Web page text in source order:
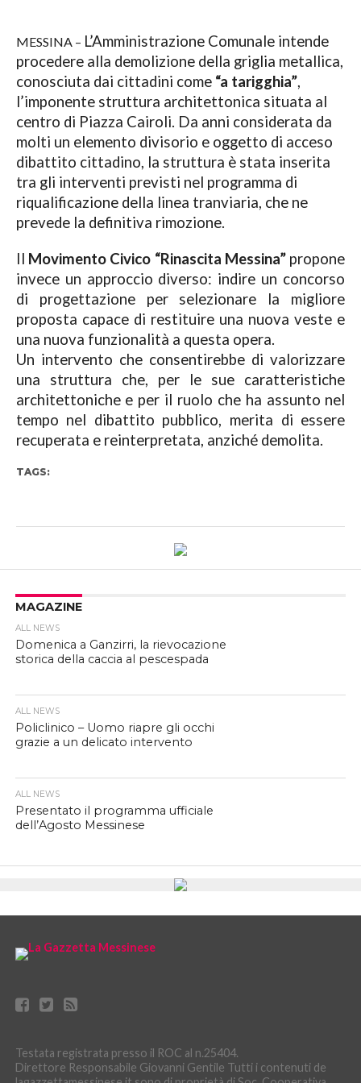
MESSINA – L’Amministrazione Comunale intende
procedere alla demolizione della griglia metallica,
conosciuta dai cittadini come “a tarigghia”,
l’imponente struttura architettonica situata al
centro di Piazza Cairoli. Da anni considerata da
molti un elemento divisorio e oggetto di acceso
dibattito cittadino, la struttura è stata inserita
tra gli interventi previsti nel programma di
riqualificazione della linea tranviaria, che ne
prevede la definitiva rimozione.
Il Movimento Civico “Rinascita Messina” propone
invece un approccio diverso: indire un concorso
di progettazione per selezionare la migliore
proposta capace di restituire una nuova veste e
una nuova funzionalità a questa opera.
Un intervento che consentirebbe di valorizzare
una struttura che, per le sue caratteristiche
architettoniche e per il ruolo che ha assunto nel
tempo nel dibattito pubblico, merita di essere
recuperata e reinterpretata, anziché demolita.
TAGS:
MAGAZINE
ALL NEWS
Domenica a Ganzirri, la rievocazione
storica della caccia al pescespada
ALL NEWS
Policlinico – Uomo riapre gli occhi
grazie a un delicato intervento
ALL NEWS
Presentato il programma ufficiale
dell’Agosto Messinese
Testata registrata presso il ROC al n.25404.
Direttore Responsabile Giovanni Gentile Tutti i contenuti de